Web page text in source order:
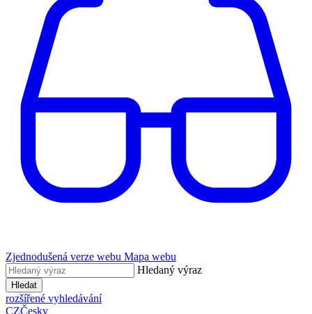
Zjednodušená verze webu Mapa webu
Hledaný výraz
Hledat
rozšířené vyhledávání
CZČesky